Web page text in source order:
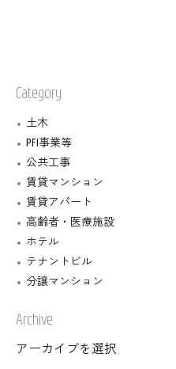
Category
土木
PFI事業等
公共工事
賃貸マンション
賃貸アパート
高齢者・医療施設
ホテル
テナントビル
分譲マンション
Archive